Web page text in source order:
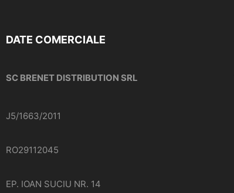
DATE COMERCIALE
SC BRENET DISTRIBUTION SRL
J5/1663/2011
RO29112045
EP. IOAN SUCIU NR. 14